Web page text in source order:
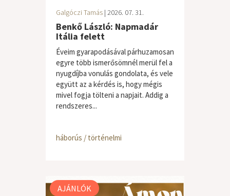
Galgóczi Tamás | 2026. 07. 31.
Benkő László: Napmadár
Itália felett
Éveim gyarapodásával párhuzamosan
egyre több ismerősömnél merül fel a
nyugdíjba vonulás gondolata, és vele
együtt az a kérdés is, hogy mégis
mivel fogja tölteni a napjait. Addig a
rendszeres...
háborús / történelmi
AJÁNLÓK